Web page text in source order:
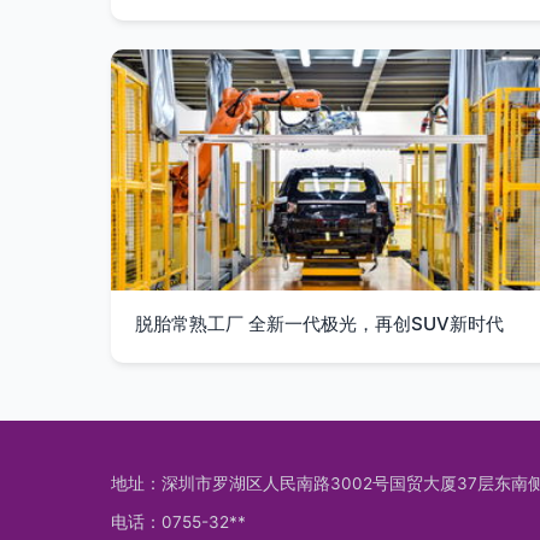
脱胎常熟工厂 全新一代极光，再创SUV新时代
地址：深圳市罗湖区人民南路3002号国贸大厦37层东南
电话：0755-32**